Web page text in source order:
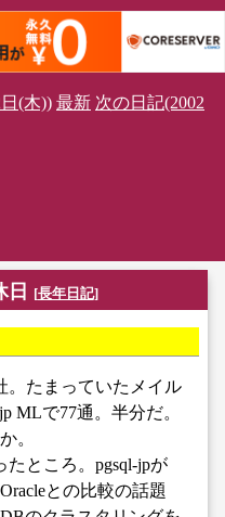
(木)) 最新 次の日記(2002
日 [長年日記]
。たまっていたメイル
MLで77通。半分だ。
。
たところ。pgsql-jpが
との比較の話題